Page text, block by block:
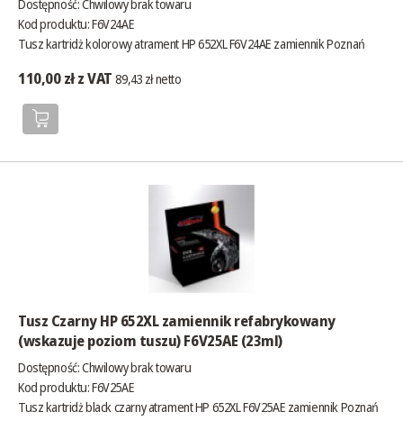
Dostępność:Chwilowy brak towaru
Kod produktu: F6V24AE
Tusz kartridż kolorowy atrament HP 652XL F6V24AE zamiennik Poznań
110,00 zł z VAT 89,43 zł netto
Tusz Czarny HP 652XL zamiennik refabrykowany
(wskazuje poziom tuszu) F6V25AE (23ml)
Dostępność:Chwilowy brak towaru
Kod produktu: F6V25AE
Tusz kartridż black czarny atrament HP 652XL F6V25AE zamiennik Poznań